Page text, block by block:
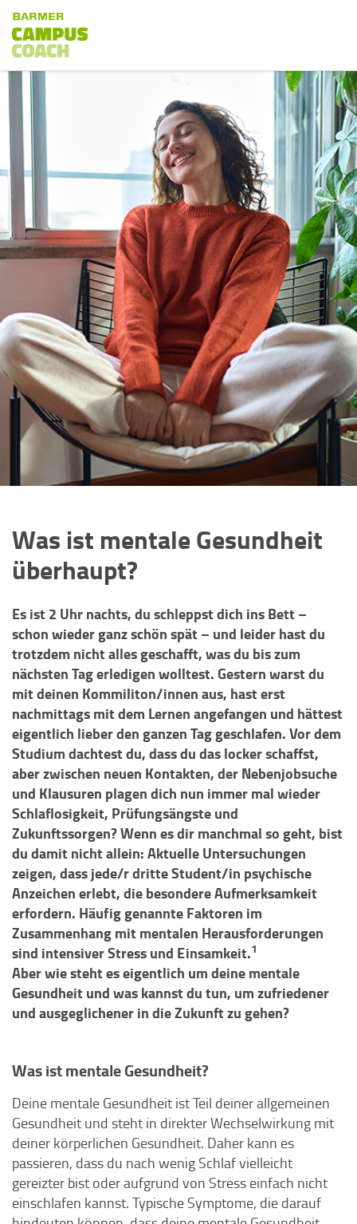
Was ist mentale Gesundheit
überhaupt?
Es ist 2 Uhr nachts, du schleppst dich ins Bett –
schon wieder ganz schön spät – und leider hast du
trotzdem nicht alles geschafft, was du bis zum
nächsten Tag erledigen wolltest. Gestern warst du
mit deinen Kommiliton/innen aus, hast erst
nachmittags mit dem Lernen angefangen und hättest
eigentlich lieber den ganzen Tag geschlafen. Vor dem
Studium dachtest du, dass du das locker schaffst,
aber zwischen neuen Kontakten, der Nebenjobsuche
und Klausuren plagen dich nun immer mal wieder
Schlaflosigkeit, Prüfungsängste und
Zukunftssorgen? Wenn es dir manchmal so geht, bist
du damit nicht allein: Aktuelle Untersuchungen
zeigen, dass jede/r dritte Student/in psychische
Anzeichen erlebt, die besondere Aufmerksamkeit
erfordern. Häufig genannte Faktoren im
Zusammenhang mit mentalen Herausforderungen
sind intensiver Stress und Einsamkeit.1
Aber wie steht es eigentlich um deine mentale
Gesundheit und was kannst du tun, um zufriedener
und ausgeglichener in die Zukunft zu gehen?
Was ist mentale Gesundheit?
Deine mentale Gesundheit ist Teil deiner allgemeinen
Gesundheit und steht in direkter Wechselwirkung mit
deiner körperlichen Gesundheit. Daher kann es
passieren, dass du nach wenig Schlaf vielleicht
gereizter bist oder aufgrund von Stress einfach nicht
einschlafen kannst. Typische Symptome, die darauf